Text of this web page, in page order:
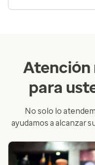
Atención
para
No solo lo
ayudamos a alcanzar